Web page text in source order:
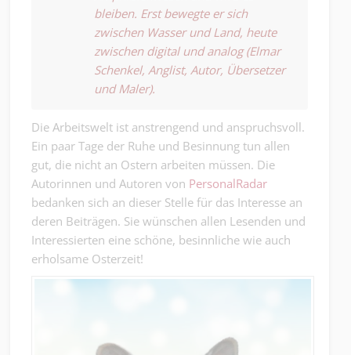
bleiben. Erst bewegte er sich
zwischen Wasser und Land, heute
zwischen digital und analog (Elmar
Schenkel, Anglist, Autor, Übersetzer
und Maler).
Die Arbeitswelt ist anstrengend und anspruchsvoll.
Ein paar Tage der Ruhe und Besinnung tun allen
gut, die nicht an Ostern arbeiten müssen. Die
Autorinnen und Autoren von PersonalRadar
bedanken sich an dieser Stelle für das Interesse an
deren Beiträgen. Sie wünschen allen Lesenden und
Interessierten eine schöne, besinnliche wie auch
erholsame Osterzeit!